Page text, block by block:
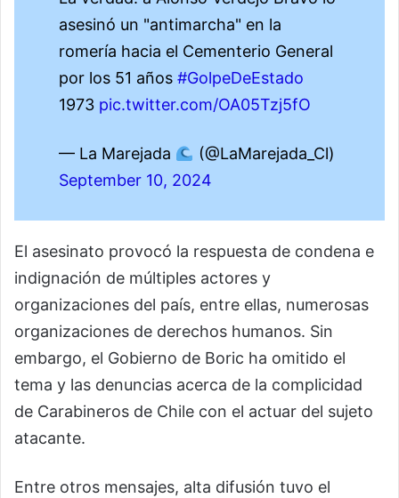
asesinó un "antimarcha" en la
romería hacia el Cementerio General
por los 51 años #GolpeDeEstado
1973 pic.twitter.com/OA05Tzj5fO
— La Marejada
(@LaMarejada_Cl)
September 10, 2024
El asesinato provocó la respuesta de condena e
indignación de múltiples actores y
organizaciones del país, entre ellas, numerosas
organizaciones de derechos humanos. Sin
embargo, el Gobierno de Boric ha omitido el
tema y las denuncias acerca de la complicidad
de Carabineros de Chile con el actuar del sujeto
atacante.
Entre otros mensajes, alta difusión tuvo el